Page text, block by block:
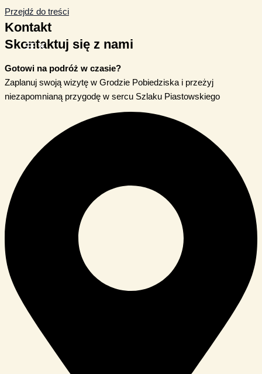
Przejdź do treści
Kontakt
Skontaktuj się z nami
Gotowi na podróż w czasie?
Zaplanuj swoją wizytę w Grodzie Pobiedziska i przeżyj
niezapomnianą przygodę w sercu Szlaku Piastowskiego